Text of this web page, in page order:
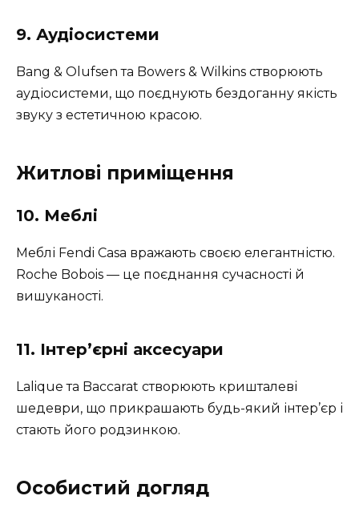
9. Аудіосистеми
Bang & Olufsen та Bowers & Wilkins створюють
аудіосистеми, що поєднують бездоганну якість
звуку з естетичною красою.
Житлові приміщення
10. Меблі
Меблі Fendi Casa вражають своєю елегантністю.
Roche Bobois — це поєднання сучасності й
вишуканості.
11. Інтер’єрні аксесуари
Lalique та Baccarat створюють кришталеві
шедеври, що прикрашають будь-який інтер’єр і
стають його родзинкою.
Особистий догляд